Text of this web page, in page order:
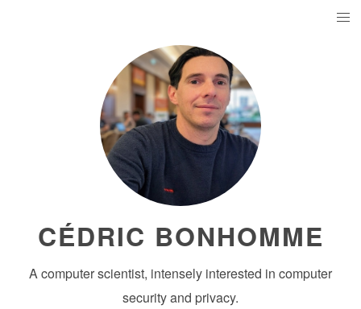
CÉDRIC BONHOMME
A computer scientist, intensely interested in computer
security and privacy.